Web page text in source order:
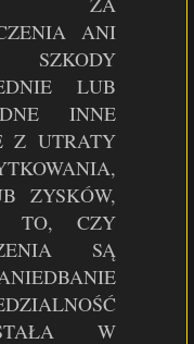
ANI
SZKODY
LUB
INNE
Z UTRATY
ZYSKÓW,
TO, CZY
SĄ
W